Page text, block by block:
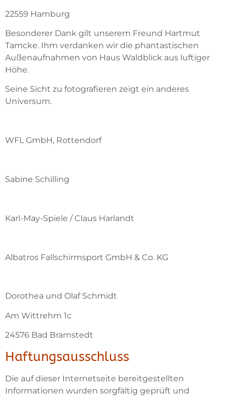
22559 Hamburg
Besonderer Dank gilt unserem Freund Hartmut
Tamcke. Ihm verdanken wir die phantastischen
Außenaufnahmen von Haus Waldblick aus luftiger
Höhe.
Seine Sicht zu fotografieren zeigt ein anderes
Universum.
WFL GmbH, Rottendorf
Sabine Schilling
Karl-May-Spiele / Claus Harlandt
Albatros Fallschirmsport GmbH & Co. KG
Dorothea und Olaf Schmidt
Am Wittrehm 1c
24576 Bad Bramstedt
Haftungsausschluss
Die auf dieser Internetseite bereitgestellten
Informationen wurden sorgfältig geprüft und